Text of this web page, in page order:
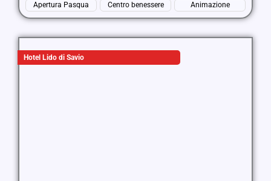
Apertura Pasqua
Centro benessere Animazione
Hotel Lido di Savio